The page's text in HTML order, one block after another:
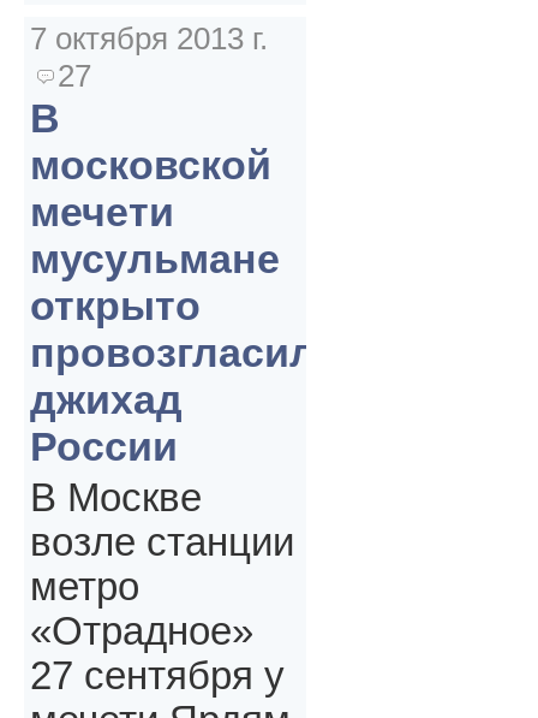
7 октября 2013 г.
27
В
московской
мечети
мусульмане
открыто
провозгласили
джихад
России
В Москве
возле станции
метро
«Отрадное»
27 сентября у